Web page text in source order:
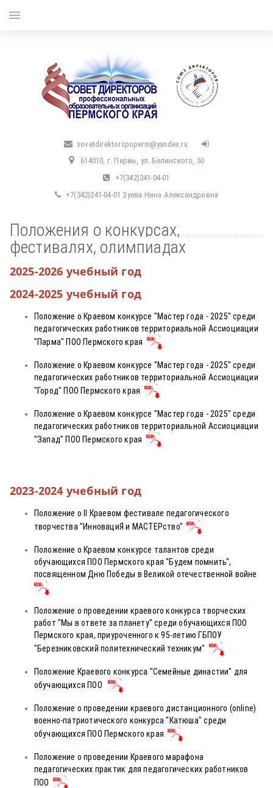
sovetdirektorspoperm@yandex.ru
614010, г. Пермь, ул. Белинского, 50
+7(342)241-04-01
+7(342)241-04-01 Зуева Нина Александровна
Положения о конкурсах,
фестивалях, олимпиадах
2025-2026 учебный год
2024-2025 учебный год
Положение о Краевом конкурсе "Мастер года - 2025" среди
педагогических работников территориальной Ассиоциации
"Парма" ПОО Пермского края
Положение о Краевом конкурсе "Мастер года - 2025" среди
педагогических работников территориальной Ассиоциации
"Город" ПОО Пермского края
Положение о Краевом конкурсе "Мастер года - 2025" среди
педагогических работников территориальной Ассиоциации
"Запад" ПОО Пермского края
2023-2024 учебный год
Положение о II Краевом фестивале педагогического
творчества "ИнновациЯ и МАСТЕРство"
Положение о Краевом конкурсе талантов среди
обучающихся ПОО Пермского края "Будем помнить",
посвященном Дню Победы в Великой отечественной войне
Положение о проведении краевого конкурса творческих
работ "Мы в ответе за планету" среди обучающихся ПОО
Пермского края, приуроченного к 95-летию ГБПОУ
"Березниковский политехнический техникум"
Положение Краевого конкурса "Семейные династии" для
обучающихся ПОО
Положение о проведении краевого дистанционного (online)
военно-патриотического конкурса "Катюша" среди
обучающихся ПОО Пермского края
Положение о проведении Краевого марафона
педагогических практик для педагогических работников
ПОО
menu